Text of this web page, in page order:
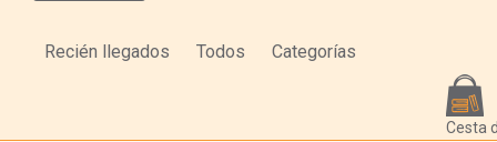
Recién llegados Todos Categorías
Cesta